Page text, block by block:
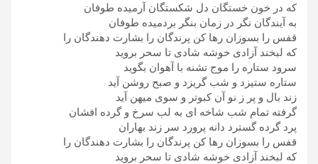
که در خون خستگان دل شکستگان آرمیده طوفان
به آیندگان نگر در زمان بنگر بردمیده طوفان
قفس را بسوزان رها کن پرندگان را بشارت دهندگان را
که لبخند آزادی خوشه شادی تا سحر بروید
سرود ستاره را موج تشنه با آهوان بگوید
ستاره ستیزد و شب گریزد و صبح روشن آید
زند بال و پر ز نو آن کبوتر و سوی میهن آید
گرفته تمام شب شاخه ای به لب سرخ و گرده افشان
پرد گرده گسترد دانه پرورد سر زند بهاران
قفس را بسوزان رها کن پرندگان را بشارت دهندگان را
که لبخند آزادی خوشه شادی تا سحر بروید